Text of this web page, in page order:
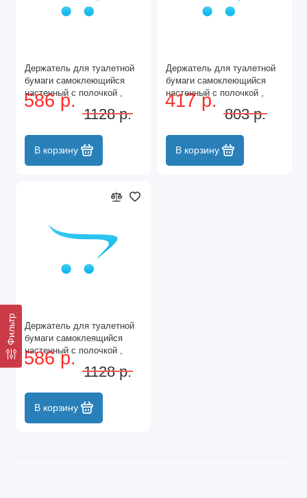
Фильтр
Держатель для туалетной
бумаги самоклеющийся
настенный с полочкой ,
хром
586 р.
1128 р.
В корзину
Держатель для туалетной
бумаги самоклеющийся
настенный с полочкой ,
хром
417 р.
803 р.
В корзину
Держатель для туалетной
бумаги самоклеящийся
настенный с полочкой ,
чёрный
586 р.
1128 р.
В корзину